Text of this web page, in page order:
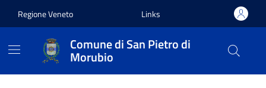
Regione Veneto Links
Comune di San Pietro di
Morubio